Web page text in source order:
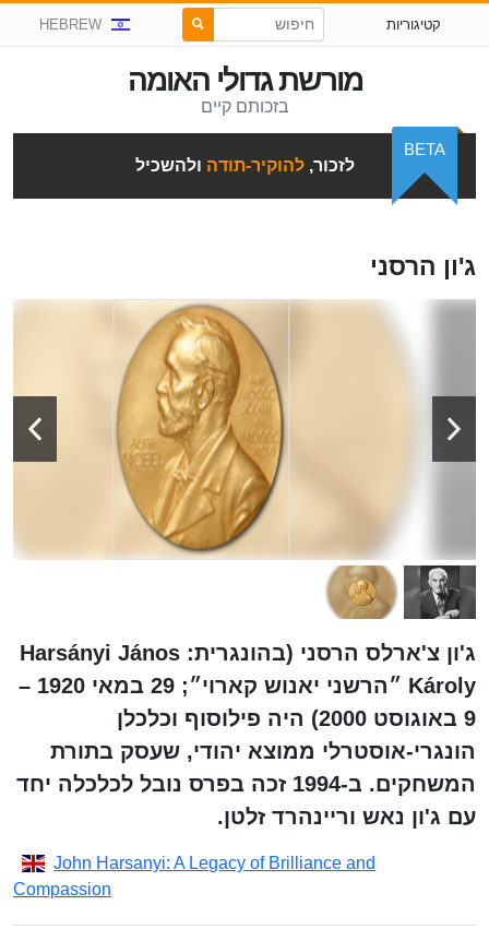
קטיגוריות HEBREW
מורשת גדולי האומה
בזכותם קיים
לזכור,להוקיר-תודה ולהשכיל
BETA
ג'ון הרסני
ג'ון צ'ארלס הרסני (בהונגרית: Harsányi János
Károly ״הרשני יאנוש קארוי״;‏ 29 במאי 1920 –
9 באוגוסט 2000) היה פילוסוף וכלכלן
הונגרי-אוסטרלי ממוצא יהודי, שעסק בתורת
המשחקים. ב-1994 זכה בפרס נובל לכלכלה יחד
עם ג'ון נאש וריינהרד זלטן.
John Harsanyi: A Legacy of Brilliance and
Compassion